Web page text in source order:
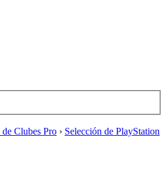
Clubes Pro › Selección de PlayStation